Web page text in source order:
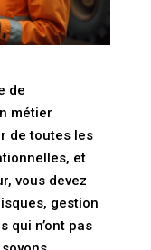
de
métier
de toutes les
et
vous devez
gestion
qui n’ont pas